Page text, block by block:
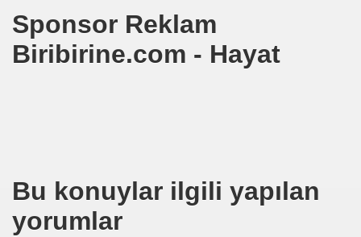
Sponsor Reklam
Biribirine.com - Hayat
Bu konuylar ilgili yapılan
yorumlar